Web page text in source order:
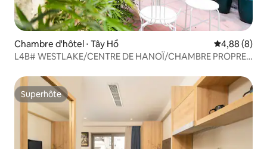
Chambre d'hôtel ⋅ Tây Hồ Évaluation
4,88 (8)
L4B# WESTLAKE/CENTRE DE HANOÏ/CHAMBRE PROPRE
Superhôte
Superhôte